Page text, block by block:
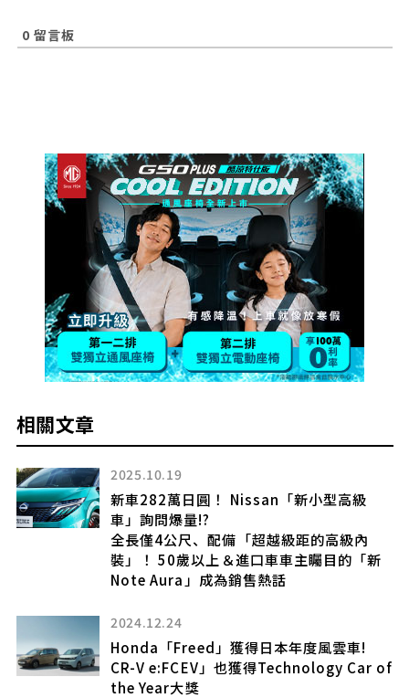
0 留言板
相關文章
2025.10.19
新車282萬日圓！ Nissan「新小型高級
車」詢問爆量!?
全長僅4公尺、配備「超越級距的高級內
裝」！ 50歲以上＆進口車車主矚目的「新
Note Aura」成為銷售熱話
2024.12.24
Honda「Freed」獲得日本年度風雲車!
CR-V e:FCEV」也獲得Technology Car of
the Year大獎